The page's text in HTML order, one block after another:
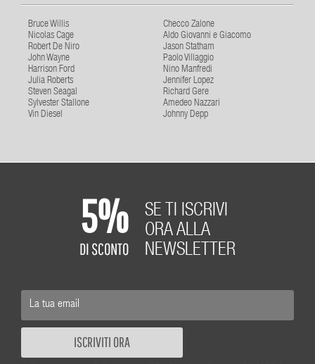
Bruce Willis
Checco Zalone
Nicolas Cage
Aldo Giovanni e Giacomo
Robert De Niro
Jason Statham
John Wayne
Paolo Villaggio
Harrison Ford
Nino Manfredi
Julia Roberts
Jennifer Lopez
Steven Seagal
Richard Gere
Sylvester Stallone
Amedeo Nazzari
Vin Diesel
Johnny Depp
5%
DI SCONTO
SE TI ISCRIVI
ORA ALLA
NEWSLETTER
ISCRIVITI ORA